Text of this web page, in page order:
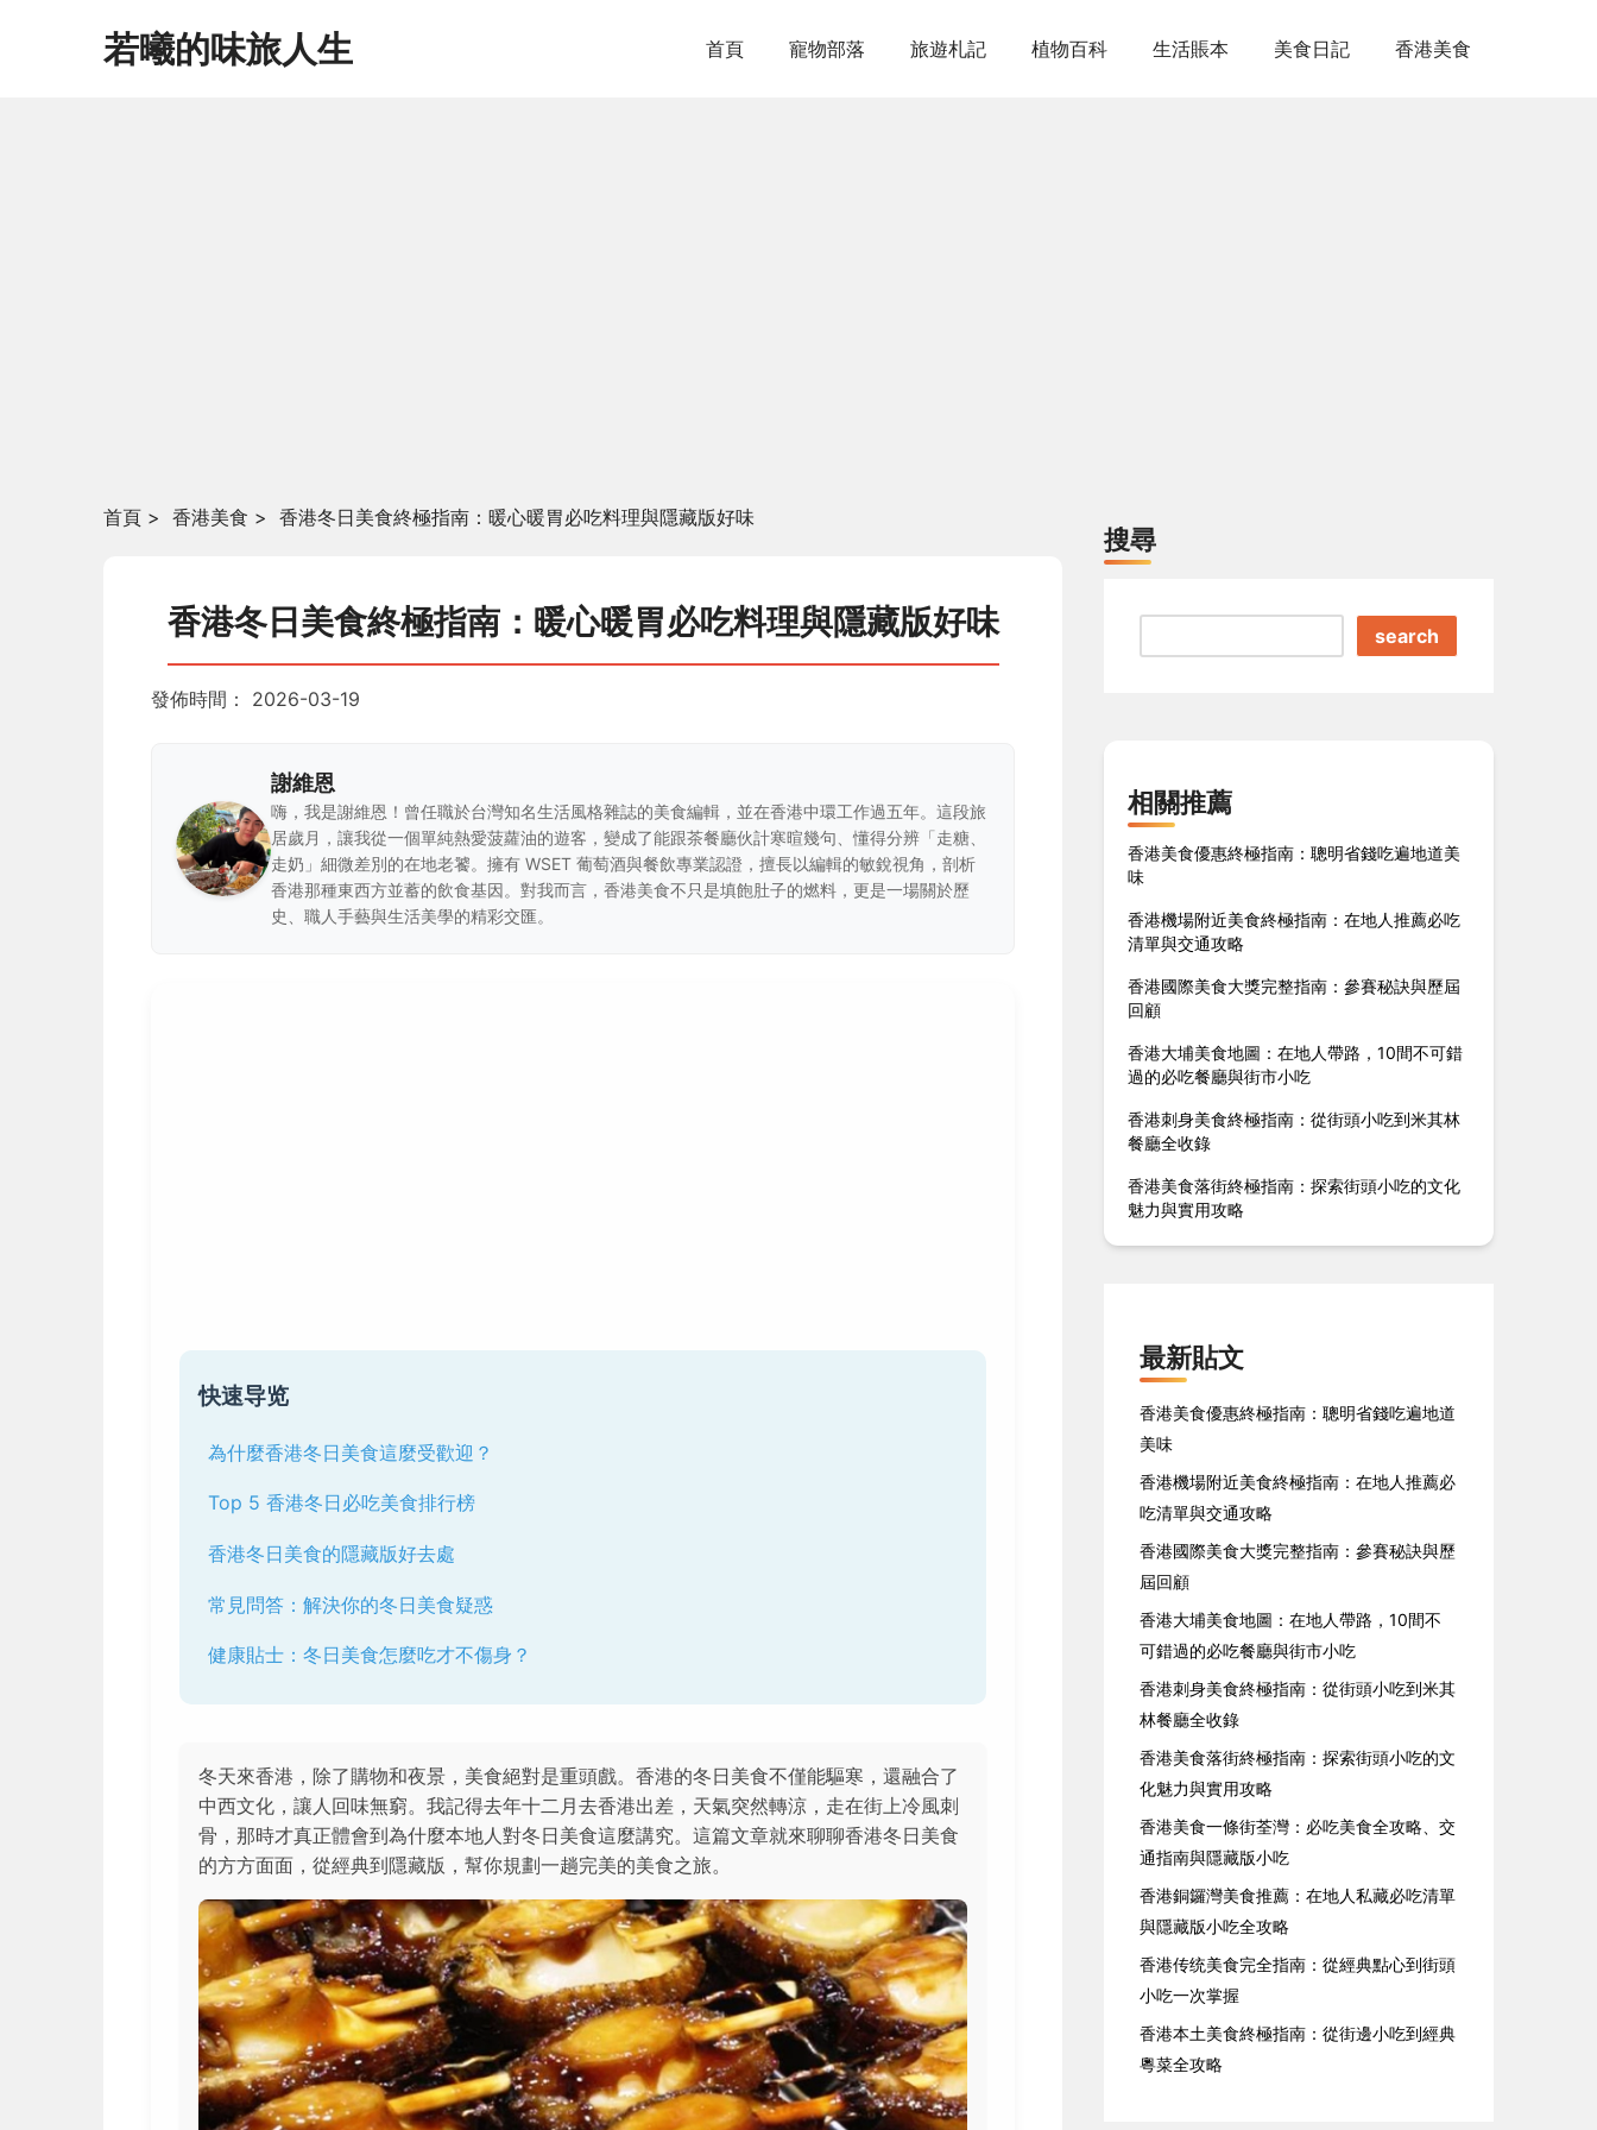
若曦的味旅人生 首頁 寵物部落 旅遊札記 植物百科 生活賬本 美食日記 香港美食
首頁 > 香港美食 > 香港冬日美食終極指南：暖心暖胃必吃料理與隱藏版好味
香港冬日美食終極指南：暖心暖胃必吃料理與隱藏版好味
發佈時間： 2026-03-19
謝維恩
嗨，我是謝維恩！曾任職於台灣知名生活風格雜誌的美食編輯，並在香港中環工作過五年。這段旅
居歲月，讓我從一個單純熱愛菠蘿油的遊客，變成了能跟茶餐廳伙計寒暄幾句、懂得分辨「走糖、
走奶」細微差別的在地老饕。擁有 WSET 葡萄酒與餐飲專業認證，擅長以編輯的敏銳視角，剖析
香港那種東西方並蓄的飲食基因。對我而言，香港美食不只是填飽肚子的燃料，更是一場關於歷
史、職人手藝與生活美學的精彩交匯。
快速导览
為什麼香港冬日美食這麼受歡迎？
Top 5 香港冬日必吃美食排行榜
香港冬日美食的隱藏版好去處
常見問答：解決你的冬日美食疑惑
健康貼士：冬日美食怎麼吃才不傷身？
冬天來香港，除了購物和夜景，美食絕對是重頭戲。香港的冬日美食不僅能驅寒，還融合了
中西文化，讓人回味無窮。我記得去年十二月去香港出差，天氣突然轉涼，走在街上冷風刺
骨，那時才真正體會到為什麼本地人對冬日美食這麼講究。這篇文章就來聊聊香港冬日美食
的方方面面，從經典到隱藏版，幫你規劃一趟完美的美食之旅。
搜尋
search
相關推薦
香港美食優惠終極指南：聰明省錢吃遍地道美
味
香港機場附近美食終極指南：在地人推薦必吃
清單與交通攻略
香港國際美食大獎完整指南：參賽秘訣與歷屆
回顧
香港大埔美食地圖：在地人帶路，10間不可錯
過的必吃餐廳與街市小吃
香港刺身美食終極指南：從街頭小吃到米其林
餐廳全收錄
香港美食落街終極指南：探索街頭小吃的文化
魅力與實用攻略
最新貼文
香港美食優惠終極指南：聰明省錢吃遍地道
美味
香港機場附近美食終極指南：在地人推薦必
吃清單與交通攻略
香港國際美食大獎完整指南：參賽秘訣與歷
屆回顧
香港大埔美食地圖：在地人帶路，10間不
可錯過的必吃餐廳與街市小吃
香港刺身美食終極指南：從街頭小吃到米其
林餐廳全收錄
香港美食落街終極指南：探索街頭小吃的文
化魅力與實用攻略
香港美食一條街荃灣：必吃美食全攻略、交
通指南與隱藏版小吃
香港銅鑼灣美食推薦：在地人私藏必吃清單
與隱藏版小吃全攻略
香港传统美食完全指南：從經典點心到街頭
小吃一次掌握
香港本土美食終極指南：從街邊小吃到經典
粵菜全攻略